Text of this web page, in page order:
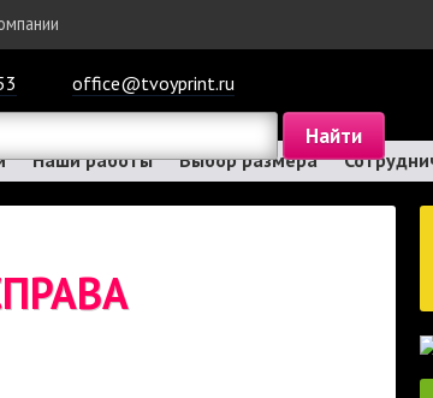
office@tvoyprint.ru
Наши работы Выбор размера